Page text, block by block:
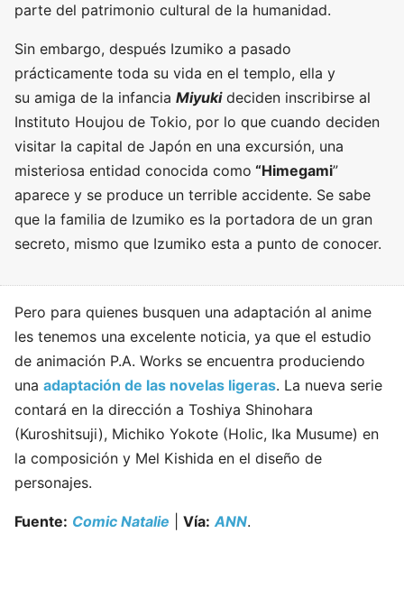
parte del patrimonio cultural de la humanidad.
Sin embargo, después Izumiko a pasado
prácticamente toda su vida en el templo, ella y
su amiga de la infancia Miyukideciden inscribirse al
Instituto Houjou de Tokio, por lo que cuando deciden
visitar la capital de Japón en una excursión, una
misteriosa entidad conocida como “Himegami”
aparece y se produce un terrible accidente. Se sabe
que la familia de Izumiko es la portadora de un gran
secreto, mismo que Izumiko esta a punto de conocer.
Pero para quienes busquen una adaptación al anime
les tenemos una excelente noticia, ya que el estudio
de animación P.A. Works se encuentra produciendo
una adaptación de las novelas ligeras. La nueva serie
contará en la dirección a Toshiya Shinohara
(Kuroshitsuji), Michiko Yokote (Holic, Ika Musume) en
la composición y Mel Kishida en el diseño de
personajes.
Fuente: Comic Natalie Vía: ANN.